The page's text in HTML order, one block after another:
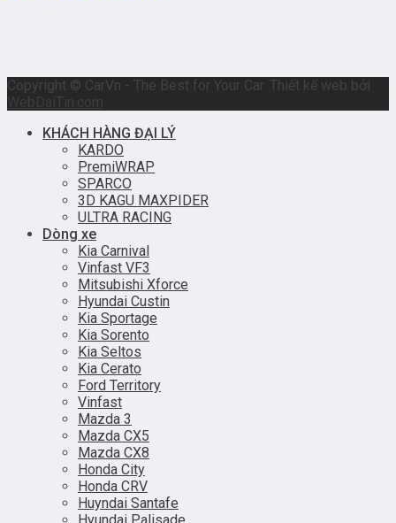
Copyright © CarVn - The Best for Your Car. Thiết kế web bởi
WebDaiTin.com
KHÁCH HÀNG ĐẠI LÝ
KARDO
PremiWRAP
SPARCO
3D KAGU MAXPIDER
ULTRA RACING
Dòng xe
Kia Carnival
Vinfast VF3
Mitsubishi Xforce
Hyundai Custin
Kia Sportage
Kia Sorento
Kia Seltos
Kia Cerato
Ford Territory
Vinfast
Mazda 3
Mazda CX5
Mazda CX8
Honda City
Honda CRV
Huyndai Santafe